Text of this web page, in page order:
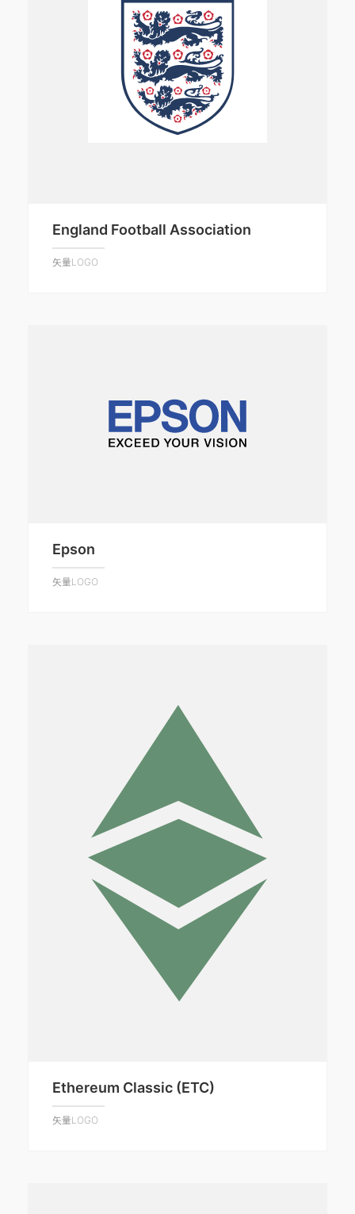
England Football Association
矢量LOGO
Epson
矢量LOGO
Ethereum Classic (ETC)
矢量LOGO